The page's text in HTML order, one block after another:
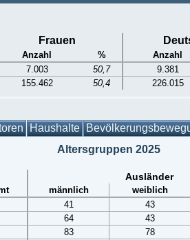
Frauen
Anzahl % Anzahl
7.003 50,7 9.381
155.462 50,4 226.015
Haushalte
Altersgruppen 2025
Ausländer
männlich weiblich
41 43
64 43
83 78